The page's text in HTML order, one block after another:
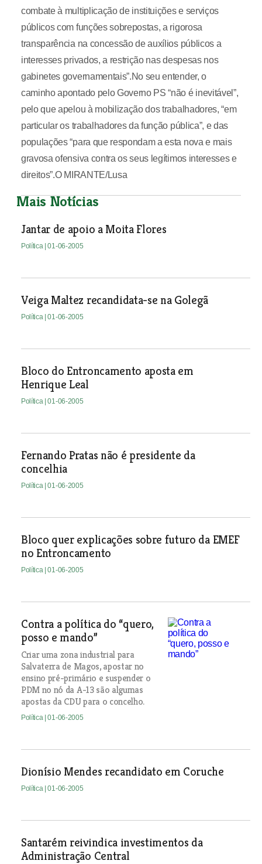
combate à multiplicação de instituições e serviços
públicos com funções sobrepostas, a rigorosa
transparência na concessão de auxílios públicos a
interesses privados, a restrição nas despesas nos
gabinetes governamentais”.No seu entender, o
caminho apontado pelo Governo PS “não é inevitável”,
pelo que apelou à mobilização dos trabalhadores, “em
particular os trabalhadores da função pública”, e das
populações “para que respondam a esta nova e mais
gravosa ofensiva contra os seus legítimos interesses e
direitos”.O MIRANTE/Lusa
Mais Notícias
Jantar de apoio a Moita Flores
Política | 01-06-2005
Veiga Maltez recandidata-se na Golegã
Política | 01-06-2005
Bloco do Entroncamento aposta em
Henrique Leal
Política | 01-06-2005
Fernando Pratas não é presidente da
concelhia
Política | 01-06-2005
Bloco quer explicações sobre futuro da EMEF
no Entroncamento
Política | 01-06-2005
Contra a política do “quero,
posso e mando”
Criar uma zona industrial para
Salvaterra de Magos, apostar no
ensino pré-primário e suspender o
PDM no nó da A-13 são algumas
apostas da CDU para o concelho.
Política | 01-06-2005
Dionísio Mendes recandidato em Coruche
Política | 01-06-2005
Santarém reivindica investimentos da
Administração Central